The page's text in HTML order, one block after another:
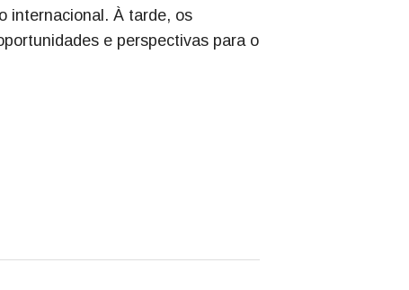
internacional. À tarde, os
e perspectivas para o